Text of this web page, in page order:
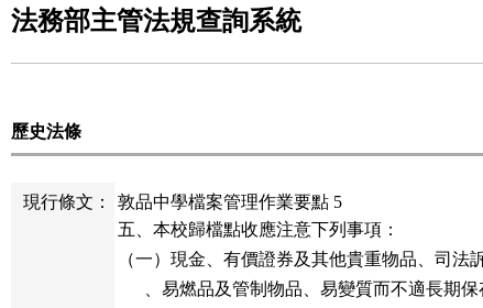
法務部主管法規查詢系統
歷史法條
現行條文：
敦品中學檔案管理作業要點 5
五、本校歸檔點收應注意下列事項：
（一）現金、有價證券及其他貴重物品、司法
、易燃品及管制物品、易變質而不適長期